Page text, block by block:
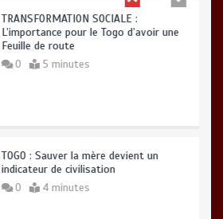
TRANSFORMATION SOCIALE :
L’importance pour le Togo d’avoir une
Feuille de route
0 5 minutes
TOGO : Sauver la mère devient un
indicateur de civilisation
0 4 minutes